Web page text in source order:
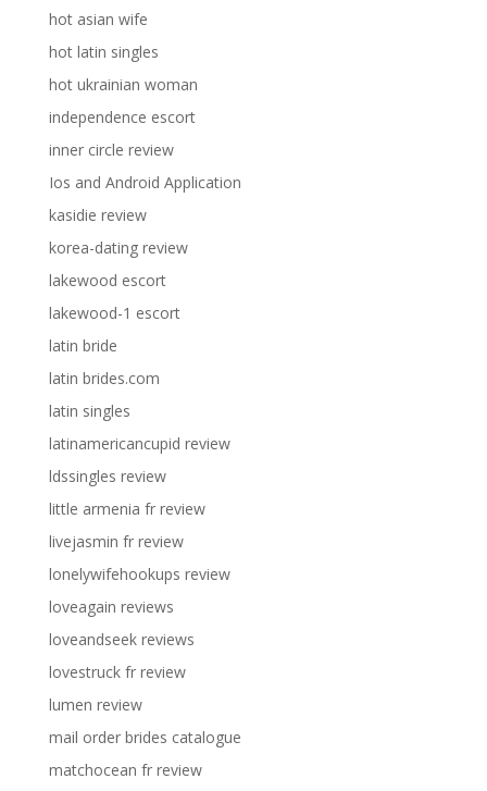
hot asian wife
hot latin singles
hot ukrainian woman
independence escort
inner circle review
Ios and Android Application
kasidie review
korea-dating review
lakewood escort
lakewood-1 escort
latin bride
latin brides.com
latin singles
latinamericancupid review
ldssingles review
little armenia fr review
livejasmin fr review
lonelywifehookups review
loveagain reviews
loveandseek reviews
lovestruck fr review
lumen review
mail order brides catalogue
matchocean fr review